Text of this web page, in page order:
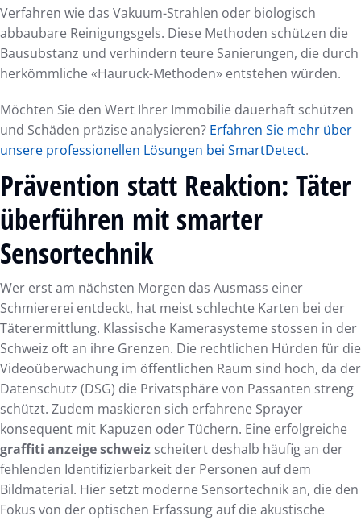
Verfahren wie das Vakuum-Strahlen oder biologisch
abbaubare Reinigungsgels. Diese Methoden schützen die
Bausubstanz und verhindern teure Sanierungen, die durch
herkömmliche «Hauruck-Methoden» entstehen würden.
Möchten Sie den Wert Ihrer Immobilie dauerhaft schützen
und Schäden präzise analysieren? Erfahren Sie mehr über
unsere professionellen Lösungen bei SmartDetect.
Prävention statt Reaktion: Täter
überführen mit smarter
Sensortechnik
Wer erst am nächsten Morgen das Ausmass einer
Schmiererei entdeckt, hat meist schlechte Karten bei der
Täterermittlung. Klassische Kamerasysteme stossen in der
Schweiz oft an ihre Grenzen. Die rechtlichen Hürden für die
Videoüberwachung im öffentlichen Raum sind hoch, da der
Datenschutz (DSG) die Privatsphäre von Passanten streng
schützt. Zudem maskieren sich erfahrene Sprayer
konsequent mit Kapuzen oder Tüchern. Eine erfolgreiche
graffiti anzeige schweiz scheitert deshalb häufig an der
fehlenden Identifizierbarkeit der Personen auf dem
Bildmaterial. Hier setzt moderne Sensortechnik an, die den
Fokus von der optischen Erfassung auf die akustische